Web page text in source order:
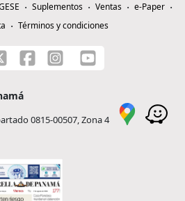
Suplementos Ventas
e-Paper
Términos y condiciones
0815-00507, Zona 4